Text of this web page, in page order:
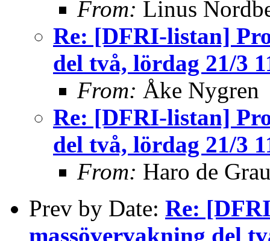
From: Linus
Re: [DFRI-listan]
del två, lördag 21/3
From: Åke Nygren
Re: [DFRI-listan]
del två, lördag 21/3
From: Haro de
Prev by Date: Re:
massövervakning del